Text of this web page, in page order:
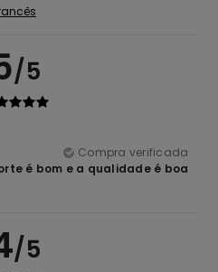
/5
Compra verificada
é bom e a qualidade é boa
/5